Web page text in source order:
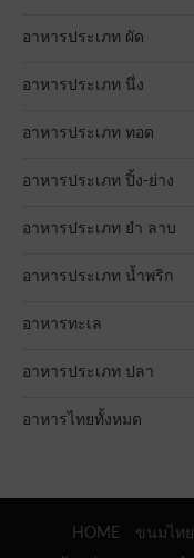
อาหารประเภท ผัด
อาหารประเภท นึ่ง
อาหารประเภท ทอด
อาหารประเภท ปิ้ง-ย่าง
อาหารประเภท ยำ ลาบ
อาหารประเภท น้ำพริก
อาหารทะเล
อาหารประเภท ปลา
อาหารไทยทั้งหมด
HOME ขนมไทย